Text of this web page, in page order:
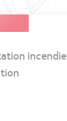
incendie